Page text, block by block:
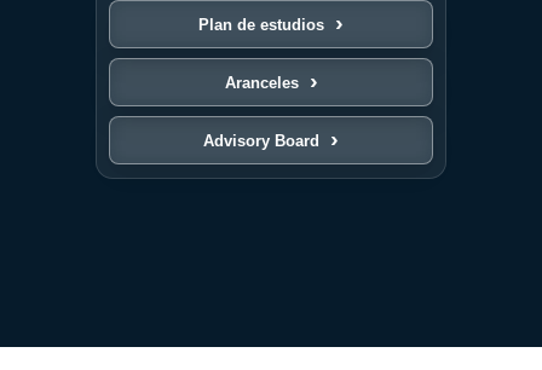
Plan de estudios
Aranceles
Advisory Board